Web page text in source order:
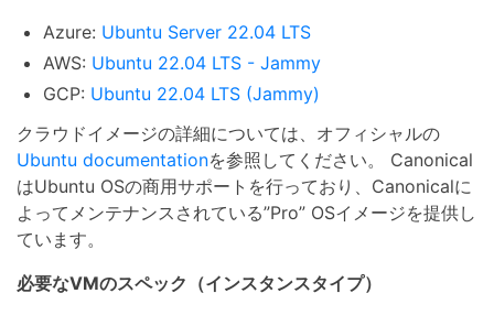
Azure: Ubuntu Server 22.04 LTS
AWS: Ubuntu 22.04 LTS - Jammy
GCP: Ubuntu 22.04 LTS (Jammy)
クラウドイメージの詳細については、オフィシャルの
Ubuntu documentationを参照してください。 Canonical
はUbuntu OSの商用サポートを行っており、Canonicalに
よってメンテナンスされている”Pro” OSイメージを提供し
ています。
必要なVMのスペック（インスタンスタイプ）